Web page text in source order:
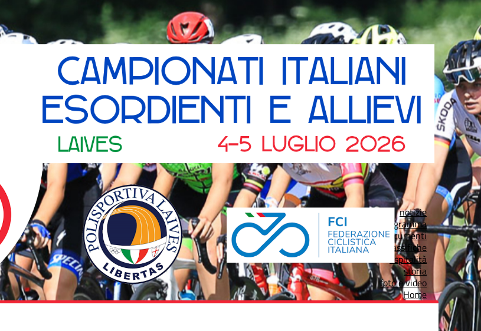
notizie
programma
documenti
classifiche
ospitalità
storia
foto e video
Home